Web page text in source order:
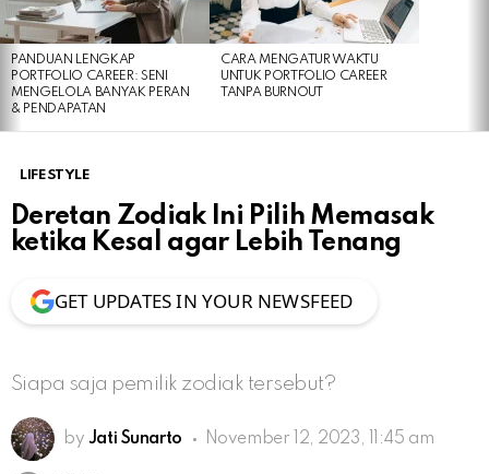
PANDUAN LENGKAP
PORTFOLIO CAREER: SENI
MENGELOLA BANYAK PERAN
& PENDAPATAN
CARA MENGATUR WAKTU
UNTUK PORTFOLIO CAREER
TANPA BURNOUT
LIFESTYLE
Deretan Zodiak Ini Pilih Memasak
ketika Kesal agar Lebih Tenang
GET UPDATES IN YOUR NEWSFEED
Siapa saja pemilik zodiak tersebut?
by Jati Sunarto November 12, 2023, 11:45 am